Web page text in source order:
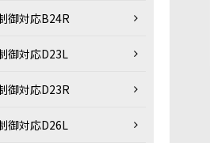
御対応B24R
御対応D23L
御対応D23R
御対応D26L